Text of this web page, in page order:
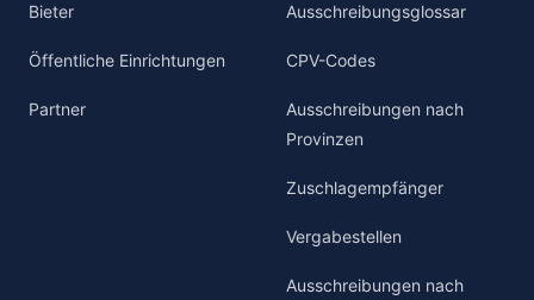
Bieter
Öffentliche Einrichtungen
Partner
Ausschreibungsglossar
CPV-Codes
Ausschreibungen nach
Provinzen
Zuschlagempfänger
Vergabestellen
Ausschreibungen nach